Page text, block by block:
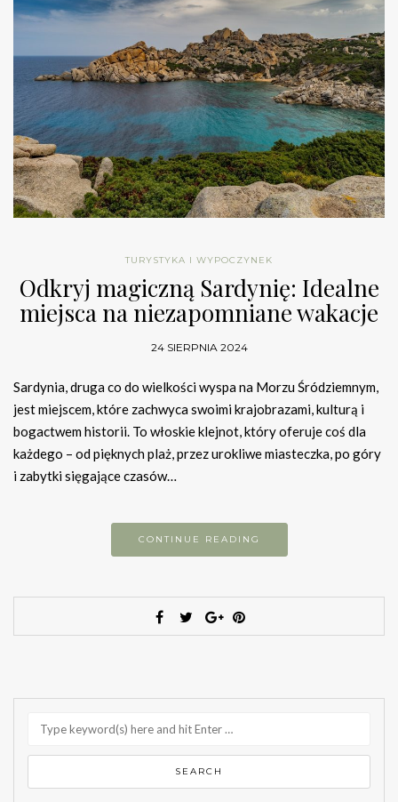
TURYSTYKA I WYPOCZYNEK
Odkryj magiczną Sardynię: Idealne
miejsca na niezapomniane wakacje
24 SIERPNIA 2024
Sardynia, druga co do wielkości wyspa na Morzu Śródziemnym,
jest miejscem, które zachwyca swoimi krajobrazami, kulturą i
bogactwem historii. To włoskie klejnot, który oferuje coś dla
każdego – od pięknych plaż, przez urokliwe miasteczka, po góry
i zabytki sięgające czasów…
CONTINUE READING